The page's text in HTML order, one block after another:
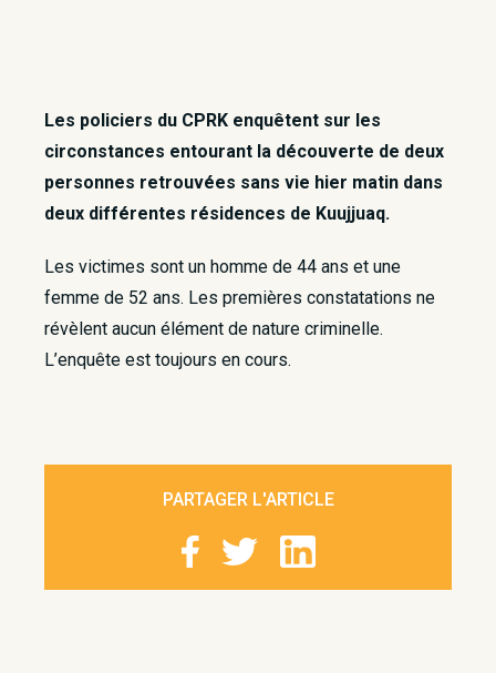
Les policiers du CPRK enquêtent sur les
circonstances entourant la découverte de deux
personnes retrouvées sans vie hier matin dans
deux différentes résidences de Kuujjuaq.
Les victimes sont un homme de 44 ans et une
femme de 52 ans. Les premières constatations ne
révèlent aucun élément de nature criminelle.
L’enquête est toujours en cours.
PARTAGER L'ARTICLE